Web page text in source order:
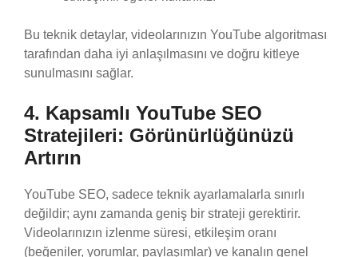
Bu teknik detaylar, videolarınızın YouTube algoritması
tarafından daha iyi anlaşılmasını ve doğru kitleye
sunulmasını sağlar.
4. Kapsamlı YouTube SEO
Stratejileri: Görünürlüğünüzü
Artırın
YouTube SEO, sadece teknik ayarlamalarla sınırlı
değildir; aynı zamanda geniş bir strateji gerektirir.
Videolarınızın izlenme süresi, etkileşim oranı
(beğeniler, yorumlar, paylaşımlar) ve kanalın genel